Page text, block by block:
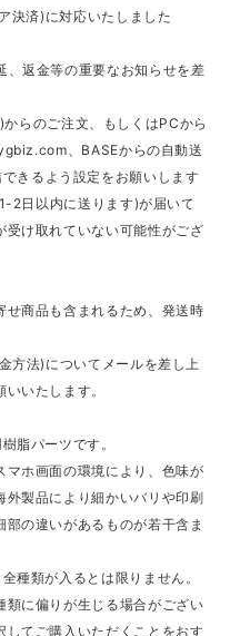
決済)に対応いたしました
返金等の重要なお知らせを差
らのご注文、もしくはPCから
、BASEからの自動送
きるよう設定をお願いします
2日以内に送ります)が届いて
受け取れていない可能性がござ
商品も含まれるため、発送時
方法)についてメールを差し上
いたします。
脂パーツです。
マホ画面の環境により、色味が
製品により細かいバリや印刷
の違いがあるものが若干含ま
種類が入るとは限りません。
に偏りが生じる場合がござい
してご購入いただくことをおす